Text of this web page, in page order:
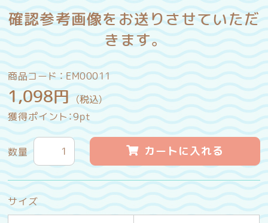
確認参考画像をお送りさせていただ
きます。
商品コード ：EM00011
1,098円 （税込）
獲得ポイント：9pt
数量 カートに入れる
サイズ